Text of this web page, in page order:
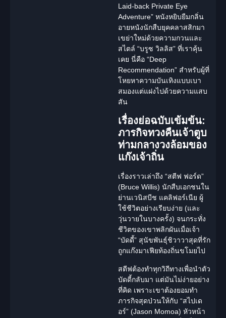
Laid-back Private Eye
Adventure” หนังหยิบยืมกลิ่น
อายหนังนักสืบยุคคลาสสิกมา
เขย่าใหม่ด้วยความกวนและ
สไตล์ “บรูซ วิลลิส” ที่เราคุ้น
เคย นี่คือ “Deep
Recommendation” สำหรับผู้ที่
โหยหาความบันเทิงแบบเบา
สมองแต่แฝงไปด้วยความแสบ
สัน
เรื่องย่อฉบับเข้มข้น:
ภารกิจทวงคืนเจ้าตูบ
ท่ามกลางวงล้อมของ
แก๊งเจ้าถิ่น
เรื่องราวเล่าถึง “สตีฟ ฟอร์ด”
(Bruce Willis) นักสืบเอกชนใน
ย่านเวนิสบีช แคลิฟอร์เนีย ผู้
ใช้ชีวิตอย่างเรียบง่าย (และ
วุ่นวายในบางครั้ง) จนกระทั่ง
ชีวิตของเขาพลิกผันเมื่อเจ้า
“บัดดี้” สุนัขพันธุ์ชิวาวาสุดที่รัก
ถูกแก๊งมาเฟียท้องถิ่นขโมยไป
สตีฟต้องทำทุกวิถีทางเพื่อนำตัว
บัดดี้กลับมา แต่มันไม่ง่ายอย่าง
ที่คิด เพราะเขาต้องยอมทำ
ภารกิจสุดป่วนให้กับ “สไปเด
อร์” (Jason Momoa) หัวหน้า